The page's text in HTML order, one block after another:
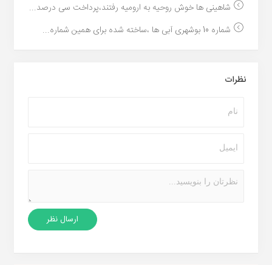
شاهینی ها خوش روحیه به ارومیه رفتند،پرداخت سی درصد...
شماره 10 بوشهری آبی ها ،ساخته شده برای همین شماره...
نظرات